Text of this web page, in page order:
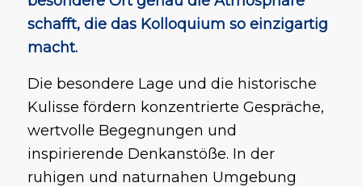
schafft, die das Kolloquium so einzigartig
macht.
Die besondere Lage und die historische
Kulisse fördern konzentrierte Gespräche,
wertvolle Begegnungen und
inspirierende Denkanstöße. In der
ruhigen und naturnahen Umgebung